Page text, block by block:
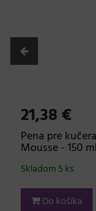
21,38 €
Pena pre
Mousse - 150 ml
Skladom 5 ks
Do košíka